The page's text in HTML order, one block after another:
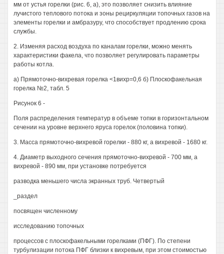
мм от устья горелки (рис. 6, а), это позволяет снизить влияние
лучистого теплового потока и зоны рециркуляции топочных газов на
элементы горелки и амбразуру, что способствует продлению срока
службы.
2. Изменяя расход воздуха по каналам горелки, можно менять
характеристики факела, что позволяет регулировать параметры
работы котла.
а) Прямоточно-вихревая горелка <1вихр=0,6 б) Плоскофакельная
горелка №2, табл. 5
Рисунок 6 -
Поля распределения температур в объеме топки в горизонтальном
сечении на уровне верхнего яруса горелок (половина топки).
3. Масса прямоточно-вихревой горелки - 880 кг, а вихревой - 1680 кг.
4. Диаметр выходного сечения прямоточно-вихревой - 700 мм, а
вихревой - 890 мм, при установке потребуется
разводка меньшего числа экранных труб. Четвертый
_раздел
посвящен численному
исследованию топочных
процессов с плоскофакельными горелками (ПФГ). По степени
турбулизации потока ПФГ близки к вихревым, при этом стоимостью